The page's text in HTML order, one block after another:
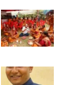
k